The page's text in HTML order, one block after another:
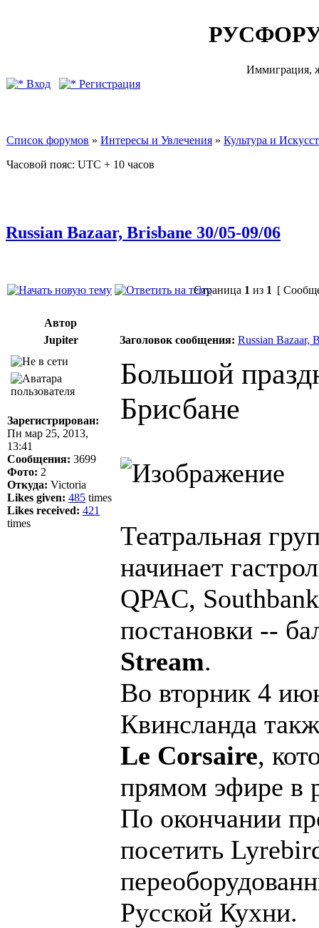
Иммиграция,
Вход
Регистрация
Список форумов » Интересы и Увлечения » Культура и
Часовой пояс: UTC + 10 часов
Russian Bazaar, Brisbane 30/05-09/06
Страница 1 из 1 [
Автор
Jupiter
Заголовок сообщения: Russian Bazaar,
Зарегистрирован:
Пн мар 25, 2013,
13:41
Сообщения: 3699
Фото: 2
Откуда: Victoria
Likes given: 485 times
Likes received: 421
times
Большой
Брисбане
Театральная
начинает
QPAC,
постановки --
Stream.
Во вторник 4
Квинсланда
Le Corsaire,
прямом эфире в
По окончании
посетить
Русской Кухни.